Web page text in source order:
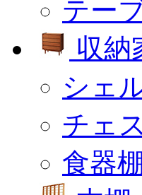
テー
収納
シェ
チェ
食器